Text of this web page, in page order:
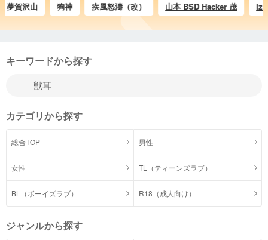
沢山 疾風怒濤（改） 山本 BSD Hacker 茂 Izumi
キーワードから探す
カテゴリから探す
総合TOP 男性
女性 TL（ティーンズラブ）
BL（ボーイズラブ） R18（成人向け）
ジャンルから探す